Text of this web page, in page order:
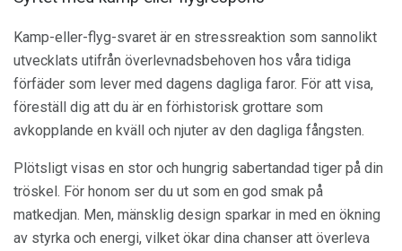
Kamp-eller-flyg-svaret är en stressreaktion som sannolikt
utvecklats utifrån överlevnadsbehoven hos våra tidiga
förfäder som lever med dagens dagliga faror. För att visa,
föreställ dig att du är en förhistorisk grottare som
avkopplande en kväll och njuter av den dagliga fångsten.
Plötsligt visas en stor och hungrig sabertandad tiger på din
tröskel. För honom ser du ut som en god smak på
matkedjan. Men, mänsklig design sparkar in med en ökning
av styrka och energi, vilket ökar dina chanser att överleva